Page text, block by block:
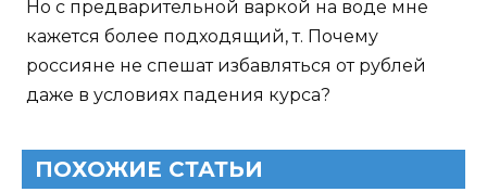
Но с предварительной варкой на воде мне
кажется более подходящий, т. Почему
россияне не спешат избавляться от рублей
даже в условиях падения курса?
ПОХОЖИЕ СТАТЬИ